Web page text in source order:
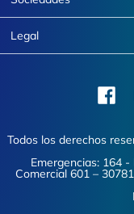
Legal
Todos los derechos
Emergencias: 164
Comercial 601 –